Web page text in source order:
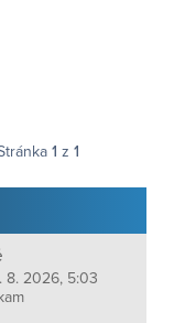
1 z 1
8. 2026, 5:03